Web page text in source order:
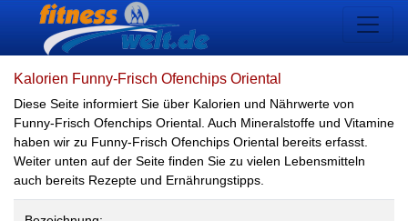
Kalorien Funny-Frisch Ofenchips Oriental
Diese Seite informiert Sie über Kalorien und Nährwerte von
Funny-Frisch Ofenchips Oriental. Auch Mineralstoffe und Vitamine
haben wir zu Funny-Frisch Ofenchips Oriental bereits erfasst.
Weiter unten auf der Seite finden Sie zu vielen Lebensmitteln
auch bereits Rezepte und Ernährungstipps.